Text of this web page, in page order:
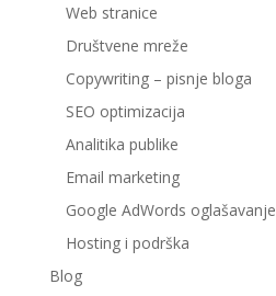
Web stranice
Društvene mreže
Copywriting – pisnje bloga
SEO optimizacija
Analitika publike
Email marketing
Google AdWords oglašavanje
Hosting i podrška
Blog